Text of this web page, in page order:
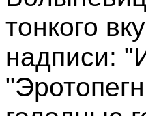
тонкого
надписи: